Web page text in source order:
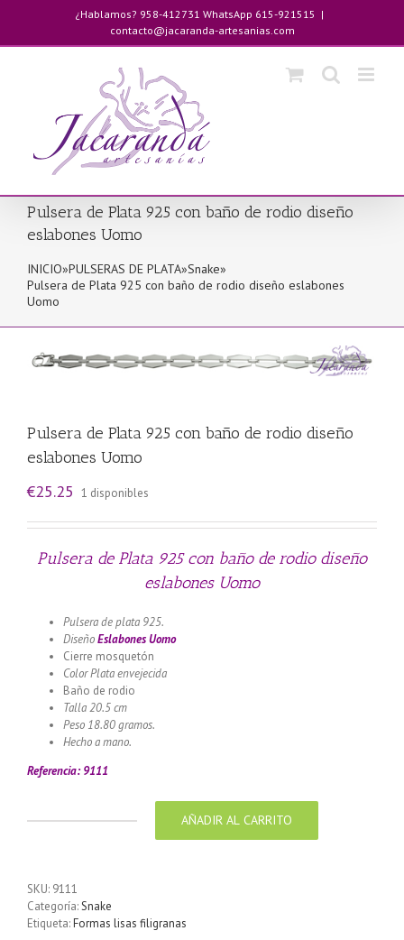
contenido
¿Hablamos? 958-412731 WhatsApp 615-921515 |
contacto@jacaranda-artesanias.com
Pulsera de Plata 925 con baño de rodio diseño
eslabones Uomo
INICIO»PULSERAS DE PLATA»Snake»
Pulsera de Plata 925 con baño de rodio diseño eslabones
Uomo
Pulsera de Plata 925 con baño de rodio diseño
eslabones Uomo
€25.25 1 disponibles
Pulsera de Plata 925 con baño de rodio diseño
eslabones Uomo
Pulsera de plata 925.
DiseñoEslabones Uomo
Cierre mosquetón
Color Plata envejecida
Baño de rodio
Talla 20.5 cm
Peso 18.80 gramos.
Hecho a mano.
Referencia: 9111
baño
de
AÑADIR AL CARRITO
SKU: 9111
Categoría:Snake
Etiqueta:Formas lisas filigranas